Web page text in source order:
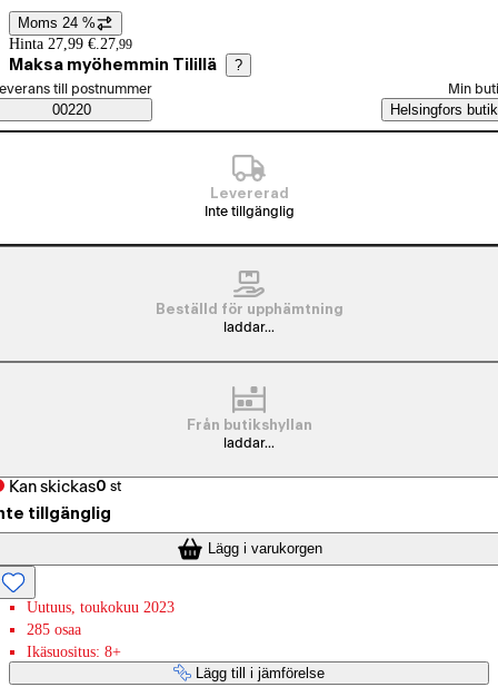
Prisinformation
Moms 24 %
Hinta 27,99 €. 27,99
Maksa myöhemmin Tilillä ?
Saatavuustiedot
beställningssätt
till postnummer
00220
Min
Helsingfors butik
Levererad
Inte tillgänglig
Beställd för upphämtning
laddar...
Från butikshyllan
laddar...
Kan skickas0 st
tillgänglig
Lägg i varukorgen
Uutuus, toukokuu 2023
285 osaa
Ikäsuositus: 8+
Lägg till i jämförelse